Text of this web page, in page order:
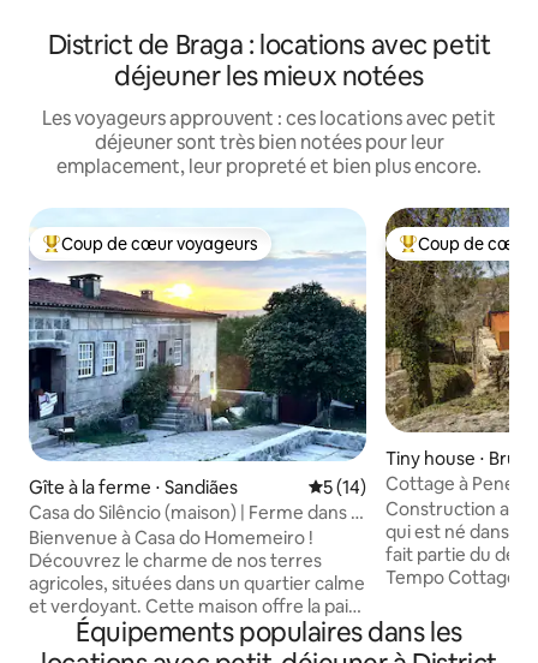
District de Braga : locations avec petit
déjeuner les mieux notées
Les voyageurs approuvent : ces locations avec petit
déjeuner sont très bien notées pour leur
emplacement, leur propreté et bien plus encore.
Coups de cœur voyageurs les plus appréciés
Coup de cœur voyageurs
Gîte à la ferme ⋅ Sandiães Évaluation moyenne sur la
5 (14)
Casa do Silêncio (maison) | Ferme dans la
nature
Bienvenue à Casa do Homemeiro !
Découvrez le charme de nos terres
agricoles, situées dans un quartier calme
et verdoyant. Cette maison offre la paix,
l'espace et l'intimité totale. Si vous aimez
la musique, vous vous sentirez comme
Coups de cœur
Coup de cœur
Tiny house ⋅ Brufe
Cottage à
Construction au
qui est né dans
fait partie du
Tempo Cottages.
vallée de
montagnes jaune. Toute l'avant de
Équipements populaires dans les